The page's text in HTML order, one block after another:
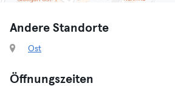
Andere Standorte
Ost
Öffnungszeiten